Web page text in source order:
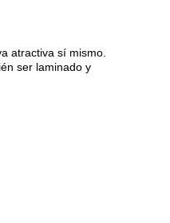
atractiva sí mismo.
ser laminado y